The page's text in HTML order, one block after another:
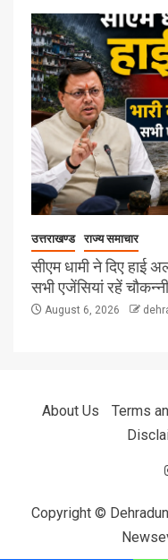
उत्तराखण्ड राज्य समाचार
सीएम धामी ने दिए हाई
सभी एजेंसियां रहें चौकन्नी
August 6, 2026
About Us Terms
Copyright ©